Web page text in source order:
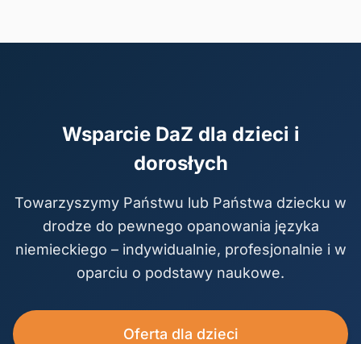
Wsparcie DaZ dla dzieci i
dorosłych
Towarzyszymy Państwu lub Państwa dziecku w
drodze do pewnego opanowania języka
niemieckiego – indywidualnie, profesjonalnie i w
oparciu o podstawy naukowe.
Oferta dla dzieci